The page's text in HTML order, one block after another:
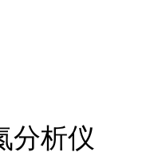
分析仪